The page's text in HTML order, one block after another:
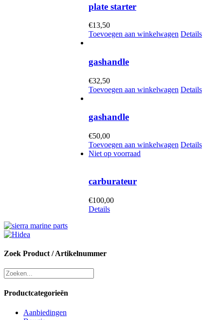
plate starter
€13,50
Toevoegen aan winkelwagen Details
gashandle
€32,50
Toevoegen aan winkelwagen Details
gashandle
€50,00
Toevoegen aan winkelwagen Details
Niet op voorraad
carburateur
€100,00
Details
Zoek Product / Artikelnummer
Productcategorieën
Aanbiedingen